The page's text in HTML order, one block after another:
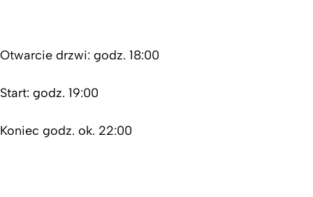
Otwarcie drzwi: godz. 18:00
Start: godz. 19:00
Koniec godz. ok. 22:00